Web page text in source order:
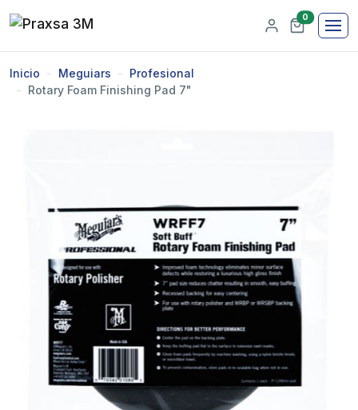
0
Inicio Meguiars
Profesional
Rotary Foam Finishing Pad 7"